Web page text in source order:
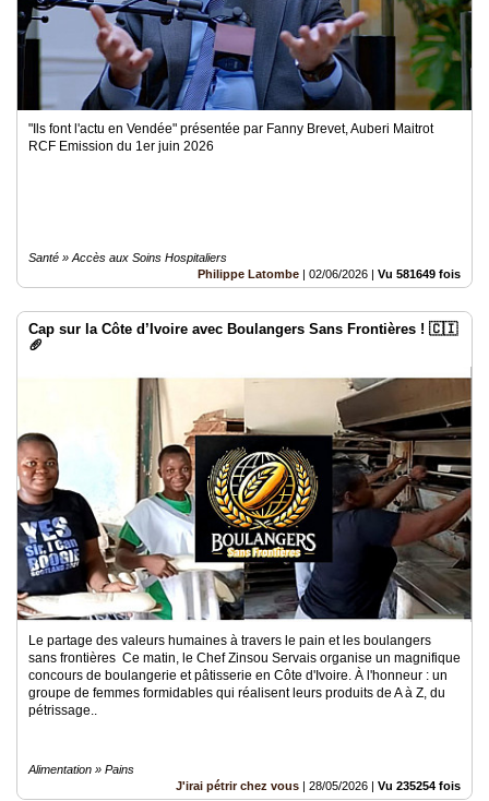
"Ils font l'actu en Vendée" présentée par Fanny Brevet, Auberi Maitrot
RCF Emission du 1er juin 2026
Santé » Accès aux Soins Hospitaliers
Philippe Latombe | 02/06/2026 | Vu 581649 fois
Cap sur la Côte d’Ivoire avec Boulangers Sans Frontières ! 🇨🇮
🥖
Le partage des valeurs humaines à travers le pain et les boulangers
sans frontières Ce matin, le Chef Zinsou Servais organise un magnifique
concours de boulangerie et pâtisserie en Côte d'Ivoire. À l'honneur : un
groupe de femmes formidables qui réalisent leurs produits de A à Z, du
pétrissage..
Alimentation » Pains
J'irai pétrir chez vous | 28/05/2026 | Vu 235254 fois